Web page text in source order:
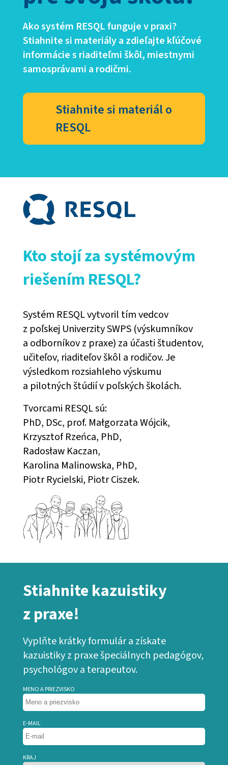
Ako systém RESQL funguje v praxi?
Stiahnite si materiály a zdieľajte kľúčové
informácie s riaditeľmi škôl, miestnymi
samosprávami a rodičmi.
Stiahnite si materiál o
RESQL
Kto stojí za systémovým
riešením RESQL?
Systém RESQL vytvoril tím vedcov
z poľskej Univerzity SWPS (výskumníkov
a odborníkov z praxe) za účasti študentov,
učiteľov, riaditeľov škôl a rodičov. Je
výsledkom rozsiahleho výskumu
a pilotných štúdií v poľských školách.
Tvorcami RESQL sú:
PhD, DSc, prof. Małgorzata Wójcik,
Krzysztof Rzeńca, PhD,
Radosław Kaczan,
Karolina Malinowska, PhD,
Piotr Rycielski, Piotr Ciszek.
Stiahnite kazuistiky
z praxe!
Vyplňte krátky formulár a získate
kazuistiky z praxe špeciálnych pedagógov,
psychológov a terapeutov.
MENO A PRIEZVISKO
E-MAIL
KRAJ